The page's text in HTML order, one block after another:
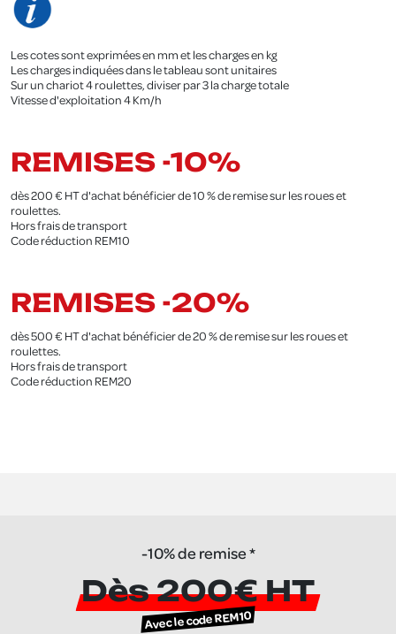
Les cotes sont exprimées en mm et les charges en kg
Les charges indiquées dans le tableau sont unitaires
Sur un chariot 4 roulettes, diviser par 3 la charge totale
Vitesse d'exploitation 4 Km/h
REMISES -10%
dès 200 € HT d'achat bénéficier de 10 % de remise sur les roues et
roulettes.
Hors frais de transport
Code réduction REM10
REMISES -20%
dès 500 € HT d'achat bénéficier de 20 % de remise sur les roues et
roulettes.
Hors frais de transport
Code réduction REM20
-10% de remise *
Dès 200€ HT
Avec le code REM10